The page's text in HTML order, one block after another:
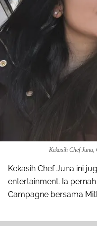
Kekasih Chef
Kekasih Chef Juna ini
entertainment. Ia
Campagne bersama